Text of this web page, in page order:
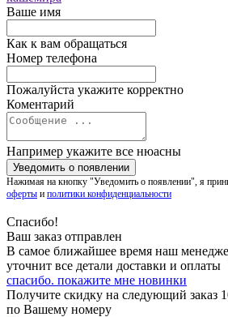
Ваше имя
Как к вам обращаться
Номер телефона
Пожалуйста укажите корректно
Коментарий
Например укажите все нюасны
Нажимая на кнопку "Уведомить о появлении", я
оферты и политики конфиденциальности
Спасибо!
Ваш заказ отправлен
В самое ближайшее время наш
уточнит все детали доставки и оплаты
спасибо. покажите мне новинки
Получите скидку на следующий заказ
по Вашему номеру